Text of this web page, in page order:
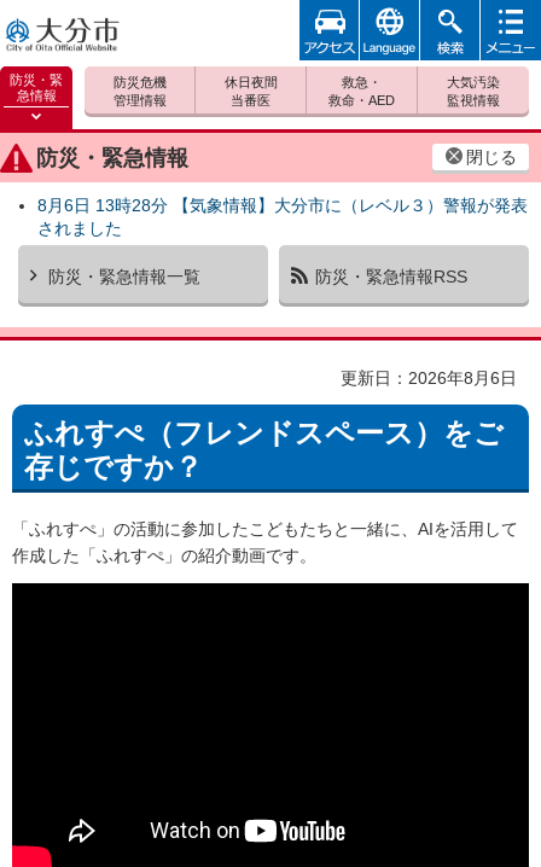
大分市
防災・緊
急情報
防災緊
急情報
を開く
防災・緊急情報 閉じる
8月6日 13時28分 【気象情報】大分市に（レベル３）警報が発表
されました
防災・緊急情報一覧 防災・緊急情報RSS
防災危機
管理情報
休日夜間
当番医
救急・
救命・AED
大気汚染
監視情報
アクセ
ス
foreign 検索
メニュ
更新日：2026年8月6日
ふれすぺ（フレンドスペース）をご
存じですか？
「ふれすぺ」の活動に参加したこどもたちと一緒に、AIを活用して
作成した「ふれすぺ」の紹介動画です。